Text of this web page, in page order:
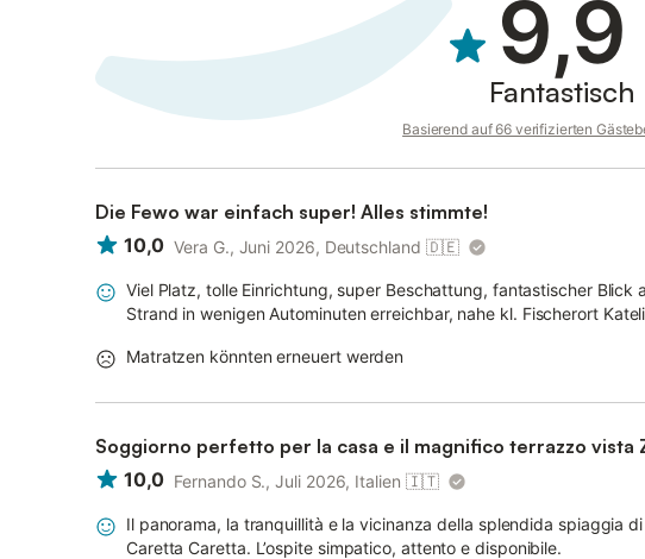
9,9
Fantastisch
Basierend auf 66 verifizierten
Die Fewo war einfach super! Alles stimmte!
10,0 Vera G., Juni 2026, Deutschland 🇩🇪
Viel Platz, tolle Einrichtung, super Beschattung, fantastischer
Strand in wenigen Autominuten erreichbar, nahe kl. Fischerort
Matratzen könnten erneuert werden
Soggiorno perfetto per la casa e il magnifico terrazzo vista
10,0 Fernando S., Juli 2026, Italien 🇮🇹
Il panorama, la tranquillità e la vicinanza della splendida spiaggia
Caretta Caretta. L’ospite simpatico, attento e disponibile.